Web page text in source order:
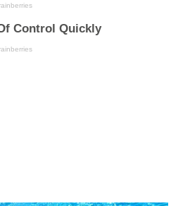
Control Quickly